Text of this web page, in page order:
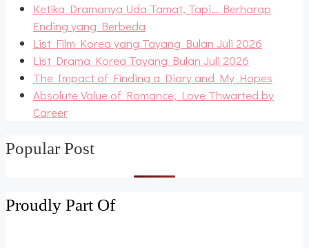
Ketika Dramanya Uda Tamat, Tapi… Berharap
Ending yang Berbeda
List Film Korea yang Tayang Bulan Juli 2026
List Drama Korea Tayang Bulan Juli 2026
The Impact of Finding a Diary and My Hopes
Absolute Value of Romance, Love Thwarted by
Career
Popular Post
Proudly Part Of